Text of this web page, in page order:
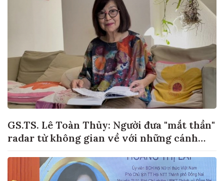
GS.TS. Lê Toàn Thủy: Người đưa "mắt thần"
radar từ không gian về với những cánh